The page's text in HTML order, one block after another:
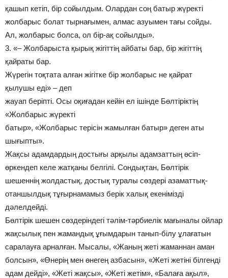
қашып кетіп, бір сойылдым. Олардан соң батыр жүректі
жолбарыс болат тырнағымен, алмас азуымен тағы сойды.
Ал, жолбарыс болса, ол бір-ақ сойылды».
3. «– Жолбарыста қырық жігіттің айбаты бар, бір жігіттің
қайраты бар.
Жүрегін тоқтата алған жігітке бір жолбарыс не қайрат
қылушы еді» – деп
жауап беріпті. Осы оқиғадан кейін ел ішінде Бөлтіріктің
«Жолбарыс жүректі
батыр», «Жолбарыс терісін жамылған батыр» деген аты
шығыпты».
Жақсы адамдардың достығы арқылы адамзаттың өсіп-
өркендеп келе жатқаны белгілі. Сондықтан, Бөлтірік
шешеннің жолдастық, достық туралы сөздері азаматтық-
отаншылдық тұғырнамамыз берік халық екенімізді
дәлелдейді.
Бөлтірік шешен сөздеріндегі тәлім-тәрбиелік мағыналы ойлар
жақсылық пен жамандық ұғымдарын танып-білу ұлағатын
саралауға арналған. Мысалы, «Жаның жеті жаманнан аман
болсын», «Өнерің мен өнегең азбасын», «Жеті жетіні білгенді
адам дейді», «Жеті жақсы», «Жеті жетім», «Балаға ақыл»,